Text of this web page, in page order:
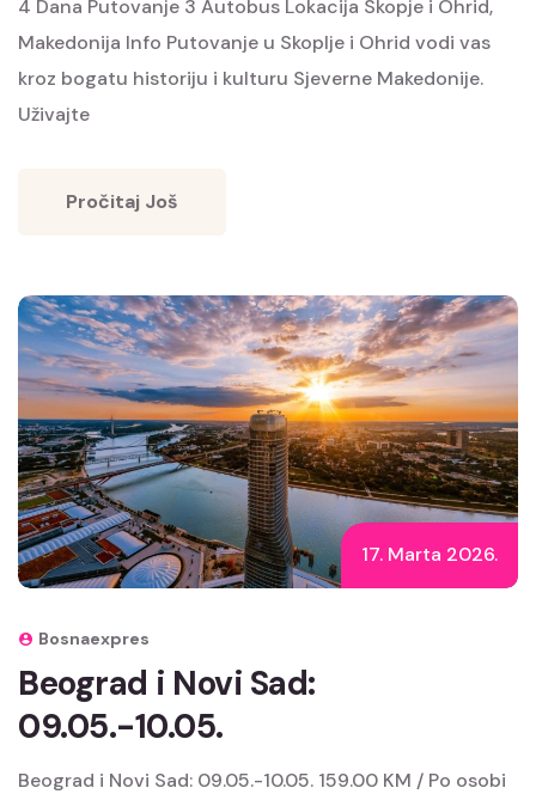
4 Dana Putovanje 3 Autobus Lokacija Skopje i Ohrid,
Makedonija Info Putovanje u Skoplje i Ohrid vodi vas
kroz bogatu historiju i kulturu Sjeverne Makedonije.
Uživajte
Pročitaj Još
17. Marta 2026.
Bosnaexpres
Beograd i Novi Sad:
09.05.-10.05.
Beograd i Novi Sad: 09.05.-10.05. 159.00 KM / Po osobi